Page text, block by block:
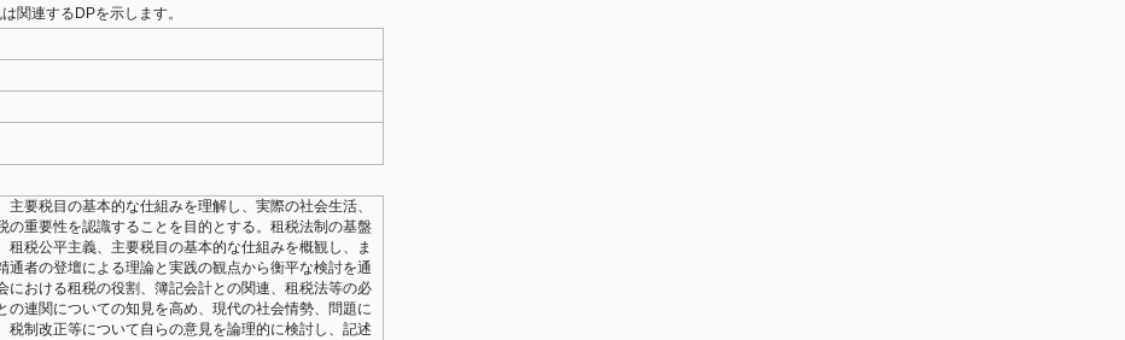
関連するDPを示します。
主要税目の基本的な仕組みを理解し、実際の社会生活、
の重要性を認識することを目的とする。租税法制の基盤
租税公平主義、主要税目の基本的な仕組みを概観し、ま
通者の登壇による理論と実践の観点から衡平な検討を通
における租税の役割、簿記会計との関連、租税法等の必
の連関についての知見を高め、現代の社会情勢、問題に
税制改正等について自らの意見を論理的に検討し、記述